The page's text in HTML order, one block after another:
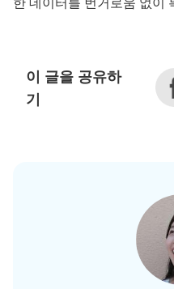
이 글을 공유하
기